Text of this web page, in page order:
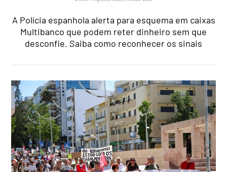
A Polícia espanhola alerta para esquema em caixas
Multibanco que podem reter dinheiro sem que
desconfie. Saiba como reconhecer os sinais